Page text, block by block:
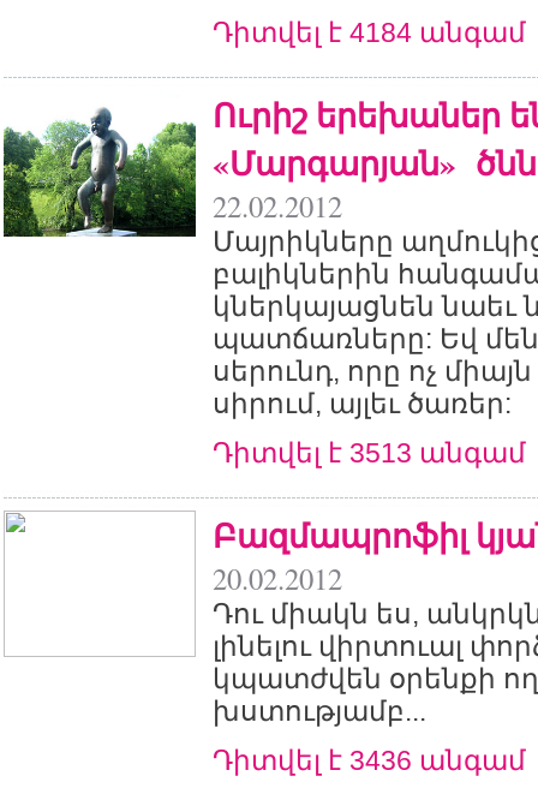
Դիտվել է 4184 անգամ
Ուրիշ երեխաներ
«Մարգարյան»
22.02.2012
Մայրիկները
բալիկներին
կներկայացնեն նաեւ
պատճառները: Եվ
սերունդ, որը ոչ
սիրում, այլեւ ծառեր:
Դիտվել է 3513 անգամ
Բազմապրոֆիլ
20.02.2012
Դու միակն ես,
լինելու վիրտուալ
կպատժվեն օրենքի
խստությամբ...
Դիտվել է 3436 անգամ